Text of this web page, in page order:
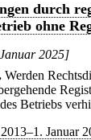
durch
ohne
2025]
Werden
Betriebs
Januar